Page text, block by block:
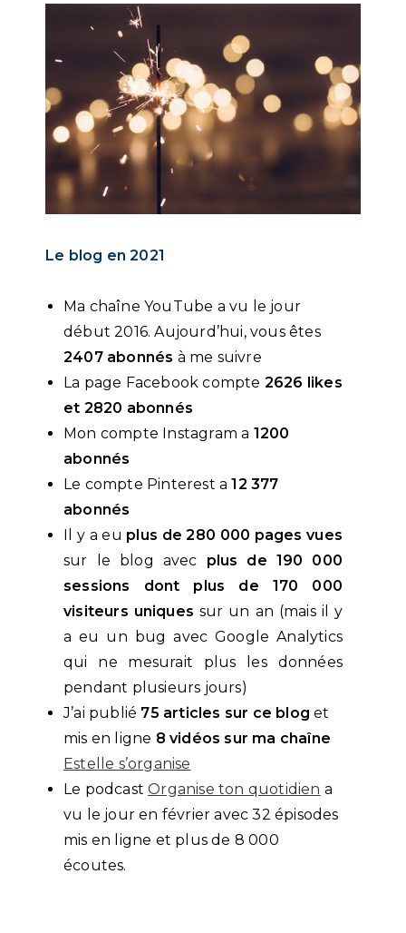
Le blog en 2021
Ma chaîne YouTube a vu le jour
début 2016. Aujourd’hui, vous êtes
2407 abonnés à me suivre
La page Facebook compte 2626 likes
et 2820 abonnés
Mon compte Instagram a 1200
abonnés
Le compte Pinterest a12 377
abonnés
Il y a eu plus de 280 000 pages vues
sur le blog avec plus de 190 000
sessions dont plus de 170 000
visiteurs uniques sur un an (mais il y
a eu un bug avec Google Analytics
qui ne mesurait plus les données
pendant plusieurs jours)
J’ai publié 75 articles sur ce blog et
mis en ligne 8 vidéos sur ma chaîne
Estelle s’organise
Le podcastOrganise ton quotidien a
vu le jour en février avec 32 épisodes
mis en ligne et plus de 8 000
écoutes.